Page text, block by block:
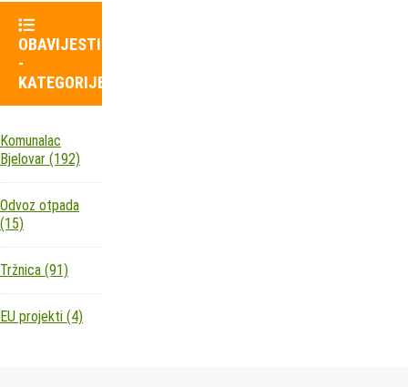
OBAVIJESTI
-
KATEGORIJE
Komunalac
Bjelovar (192)
Odvoz otpada
(15)
Tržnica (91)
EU projekti (4)